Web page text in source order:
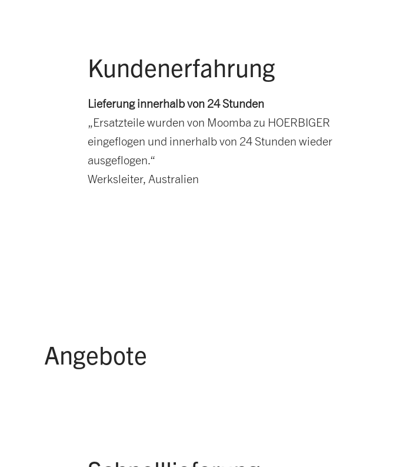
Kundenerfahrung
Lieferung innerhalb von 24 Stunden
„Ersatzteile wurden von Moomba zu HOERBIGER
eingeflogen und innerhalb von 24 Stunden wieder
ausgeflogen.“
Werksleiter, Australien
Angebote